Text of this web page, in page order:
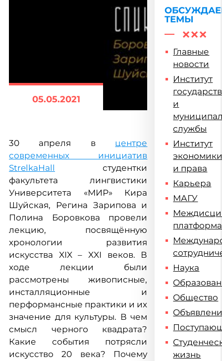
05.05.2021
30 апреля в центре
современных инициатив
StrelkaHall студентки
факультета лингвистики
Университета «МИР» Кира
Шуйская, Регина Зарипова и
Полина Боровкова провели
лекцию, посвящённую
хронологии развития
искусства XIX – XXI веков. В
ходе лекции были
рассмотрены живописные,
инсталляционные и
перформансные практики и их
значение для культуры. В чем
смысл черного квадрата?
Какие события потрясли
искусство 20 века? Почему
ТЕМЫ
Главные
новости
Институт
и
службы
Институт
и права
Карьера
МАГУ
платформа
Наука
Общество
жизнь